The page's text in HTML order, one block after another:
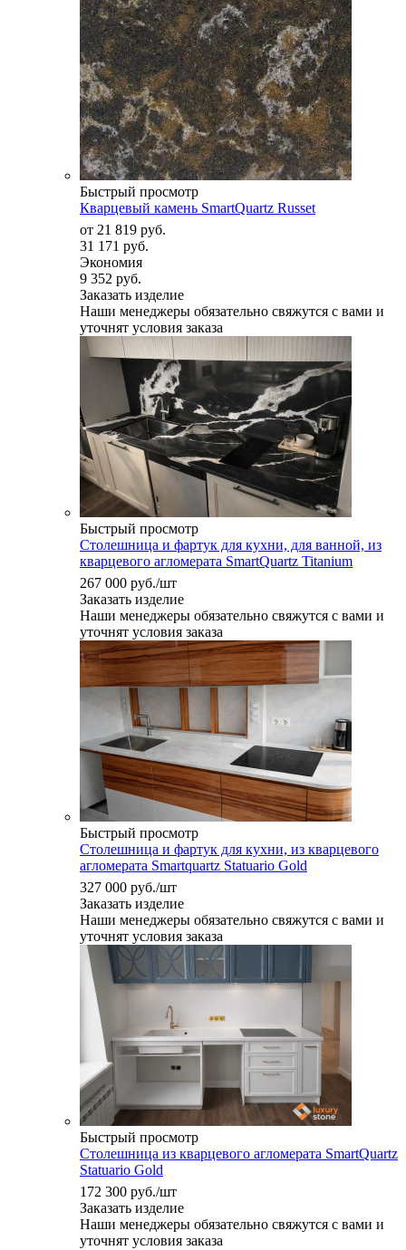
Быстрый просмотр
Кварцевый камень SmartQuartz Russet
от 21 819 руб.
31 171 руб.
Экономия
9 352 руб.
Заказать изделие
Наши менеджеры обязательно свяжутся с вами и
уточнят условия заказа
Быстрый просмотр
Столешница и фартук для кухни, для ванной, из
кварцевого агломерата SmartQuartz Titanium
267 000 руб./шт
Заказать изделие
Наши менеджеры обязательно свяжутся с вами и
уточнят условия заказа
Быстрый просмотр
Столешница и фартук для кухни, из кварцевого
агломерата Smartquartz Statuario Gold
327 000 руб./шт
Заказать изделие
Наши менеджеры обязательно свяжутся с вами и
уточнят условия заказа
Быстрый просмотр
Столешница из кварцевого агломерата SmartQuartz
Statuario Gold
172 300 руб./шт
Заказать изделие
Наши менеджеры обязательно свяжутся с вами и
уточнят условия заказа